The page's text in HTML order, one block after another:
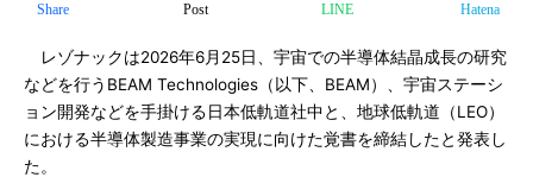
Share Post LINE Hatena
レゾナックは2026年6月25日、宇宙での半導体結晶成長の研究
などを行うBEAM Technologies（以下、BEAM）、宇宙ステーシ
ョン開発などを手掛ける日本低軌道社中と、地球低軌道（LEO）
における半導体製造事業の実現に向けた覚書を締結したと発表し
た。